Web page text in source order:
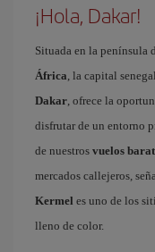
¡Hola, Dakar!
Situada en la península
África, la capital
Dakar, ofrece la
disfrutar de un entorno
de nuestros vuelos
mercados callejeros,
Kermel es uno de los
lleno de color.